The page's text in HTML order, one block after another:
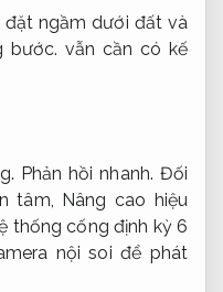
ngầm dưới đất và
bước. vẫn cần có kế
Phản hồi nhanh. Đối
tâm, Nâng cao hiệu
thống cống định kỳ 6
nội soi để phát